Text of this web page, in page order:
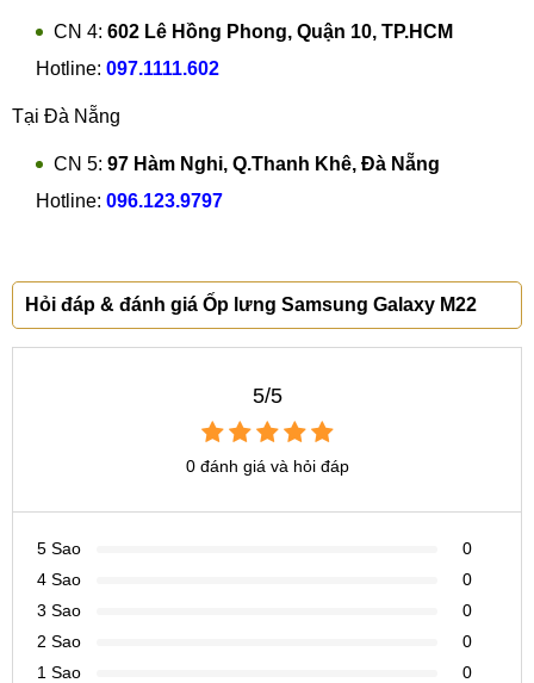
CN 4: 602 Lê Hồng Phong, Quận 10, TP.HCM
Hotline: 097.1111.602
Tại Đà Nẵng
CN 5: 97 Hàm Nghi, Q.Thanh Khê, Đà Nẵng
Hotline: 096.123.9797
Hỏi đáp & đánh giá Ốp lưng Samsung Galaxy M22
5/5
0 đánh giá và hỏi đáp
5 Sao
0
4 Sao
0
3 Sao
0
2 Sao
0
1 Sao
0